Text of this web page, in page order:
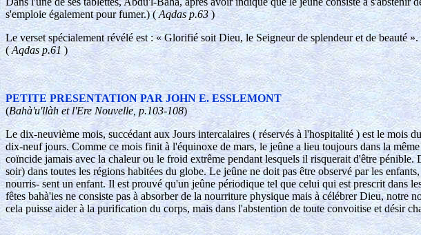
s'emploie également pour fumer.) (Aqdas p.63)
Le verset spécialement révélé est : « Glorifié soit Dieu, le Seigneur de splendeur et de beauté ».
(Aqdas p.61)
PETITE PRESENTATION PAR JOHN E. ESSLEMONT
(Bahà'u'llàh et l'Ere Nouvelle, p.103-108)
Le dix-neuvième mois, succédant aux Jours intercalaires ( réservés à l'hospitalité ) est le mois
dix-neuf jours. Comme ce mois finit à l'équinoxe de mars, le jeûne a lieu toujours dans la
coïncide jamais avec la chaleur ou le froid extrême pendant lesquels il risquerait d'être
soir) dans toutes les régions habitées du globe. Le jeûne ne doit pas être observé par les
nourris- sent un enfant. Il est prouvé qu'un jeûne périodique tel que celui qui est prescrit dans
fêtes bahà'ies ne consiste pas à absorber de la nourriture physique mais à célébrer Dieu,
cela puisse aider à la purification du corps, mais dans l'abstention de toute convoitise et désir